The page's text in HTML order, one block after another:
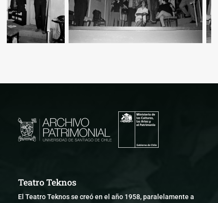
Teatro Teknos
El Teatro Teknos se creó en el año 1958, paralelamente a